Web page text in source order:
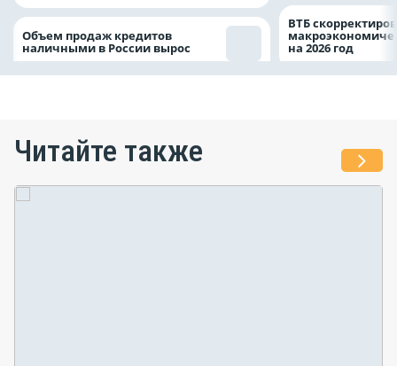
Объем продаж кредитов
наличными в России вырос
ВТБ
на 2026 год
Читайте также